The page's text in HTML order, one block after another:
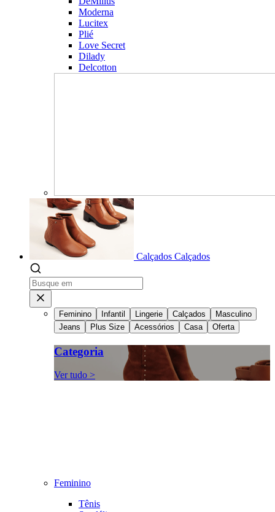
Moderna
Lucitex
Plié
Love Secret
Dilady
Delcotton
Calçados Calçados
Feminino Infantil Lingerie Calçados
Masculino
Jeans
Plus Size Acessórios Casa Oferta
Categoria
Ver tudo >
Feminino
Tênis